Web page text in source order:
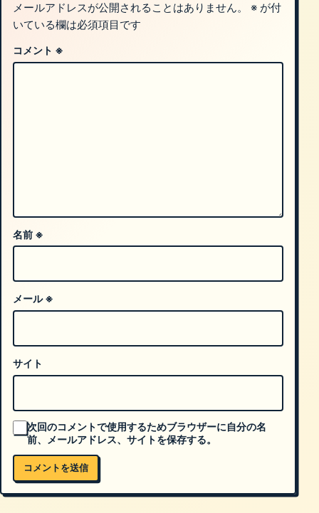
メールアドレスが公開されることはありません。 ※ が付
いている欄は必須項目です
コメント ※
名前 ※
メール※
サイト
次回のコメントで使用するためブラウザーに自分の名
前、メールアドレス、サイトを保存する。